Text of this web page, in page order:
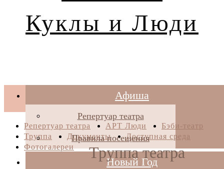
Куклы и Люди
Афиша
Репертуар театра
Правила посещения
Новый Год
Репертуар театра АРТ Люди
Бэби-театр
Труппа
Документы
Доступная среда
Фотогалереи
Труппа театра